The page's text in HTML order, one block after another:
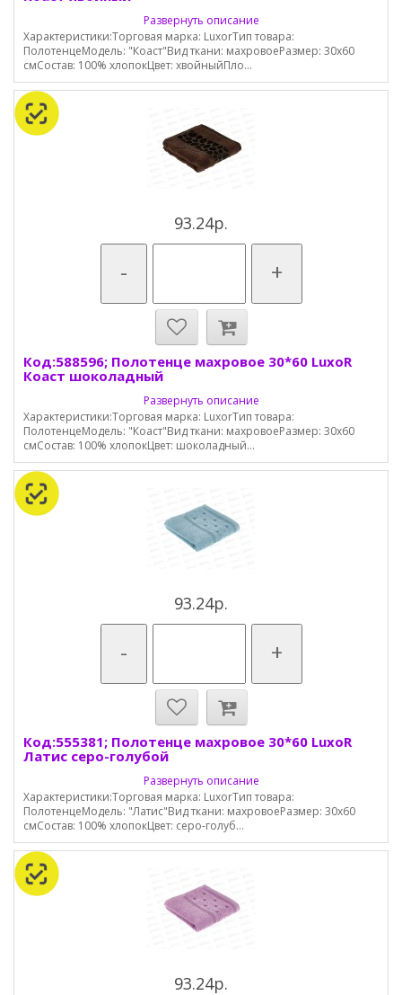
Развернуть описание
Характеристики:Торговая марка: LuxorТип товара:
ПолотенцеМодель: "Коаст"Вид ткани: махровоеРазмер: 30х60
смСостав: 100% хлопокЦвет: хвойныйПло...
93.24р.
- +
Код:588596; Полотенце махровое 30*60 LuxoR
Коаст шоколадный
Развернуть описание
Характеристики:Торговая марка: LuxorТип товара:
ПолотенцеМодель: "Коаст"Вид ткани: махровоеРазмер: 30х60
смСостав: 100% хлопокЦвет: шоколадный...
93.24р.
- +
Код:555381; Полотенце махровое 30*60 LuxoR
Латис серо-голубой
Развернуть описание
Характеристики:Торговая марка: LuxorТип товара:
ПолотенцеМодель: "Латис"Вид ткани: махровоеРазмер: 30х60
смСостав: 100% хлопокЦвет: серо-голуб...
93.24р.